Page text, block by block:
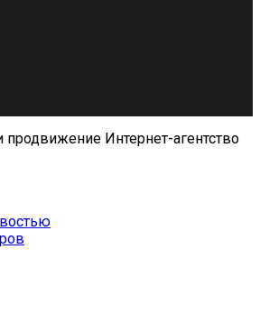
продвижение Интернет-агентство